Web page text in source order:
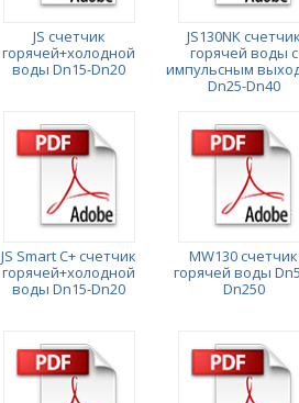
JS счетчик
горячей+холодной
воды Dn15-Dn20
JS130NK счетчик
горячей воды с
импульсным
Dn25-Dn40
JS Smart C+ счетчик
горячей+холодной
воды Dn15-Dn20
MW130 счетчик
горячей воды
Dn250